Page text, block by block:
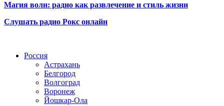
Магия волн: радио как развлечение и стиль жизни
Слушать радио Рокс онлайн
Россия
Астрахань
Белгород
Волгоград
Воронеж
Йошкар-Ола